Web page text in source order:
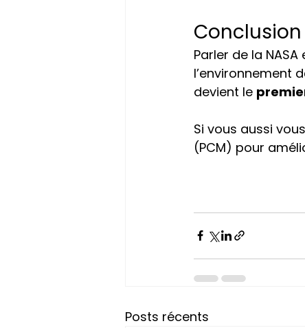
Conclusion
Parler de la
l’environnement
devient le
Si vous aussi
(PCM) pour
Posts récents